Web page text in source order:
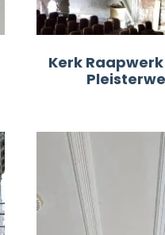
Kerk Raapwerk